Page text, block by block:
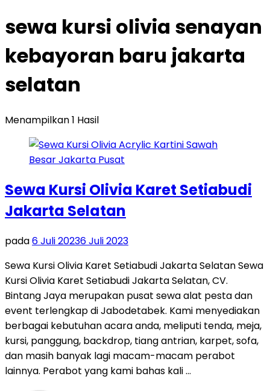
sewa kursi olivia senayan
kebayoran baru jakarta
selatan
Menampilkan 1 Hasil
Sewa Kursi Olivia Karet Setiabudi
Jakarta Selatan
pada6 Juli 20236 Juli 2023
Sewa Kursi Olivia Karet Setiabudi Jakarta Selatan Sewa
Kursi Olivia Karet Setiabudi Jakarta Selatan, CV.
Bintang Jaya merupakan pusat sewa alat pesta dan
event terlengkap di Jabodetabek. Kami menyediakan
berbagai kebutuhan acara anda, meliputi tenda, meja,
kursi, panggung, backdrop, tiang antrian, karpet, sofa,
dan masih banyak lagi macam-macam perabot
lainnya. Perabot yang kami bahas kali …